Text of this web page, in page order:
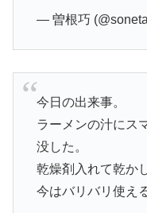
— 曽根巧
今日の出来事。
ラーメンの汁にス
没した。
乾燥剤入れて乾か
今はバリバリ使え